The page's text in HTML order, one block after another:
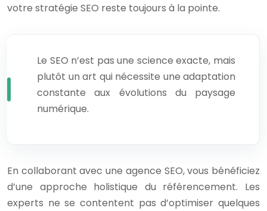
votre stratégie SEO reste toujours à la pointe.
Le SEO n’est pas une science exacte, mais
plutôt un art qui nécessite une adaptation
constante aux évolutions du paysage
numérique.
En collaborant avec une agence SEO, vous bénéficiez
d’une approche holistique du référencement. Les
experts ne se contentent pas d’optimiser quelques